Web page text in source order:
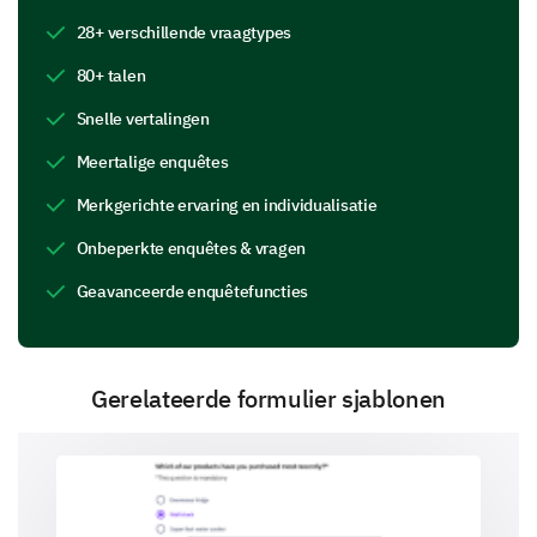
klantenservice
Hoe waarschijnlijk is het dat u ons merk
28+ verschillende vraagtypes
80+ talen
Snelle vertalingen
Meertalige enquêtes
Merkgerichte ervaring en individualisatie
Onbeperkte enquêtes & vragen
Geavanceerde enquêtefuncties
Gerelateerde formulier sjablonen